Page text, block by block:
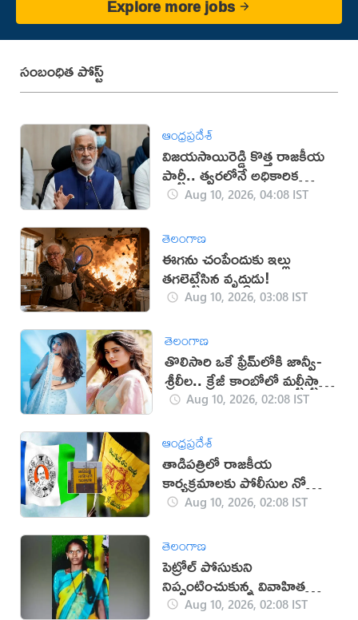
Explore more jobs
సంబంధిత పోస్ట్
ఆంధ్రప్రదేశ్
విజయసాయిరెడ్డి కొత్త రాజకీయ
పార్టీ.. త్వరలోనే అధికారిక
ప్రకటన!
Aug 10, 2026, 04:08 IST
తెలంగాణ
ఈగను చంపేందుకు ఇల్లు
తగలెట్టేసిన వృద్ధుడు!
Aug 10, 2026, 03:08 IST
తెలంగాణ
తొలిసారి ఒకే ఫ్రేమ్‌లోకి జాన్వీ-
శ్రీలీల.. క్రేజీ కాంబోలో మల్టీస్టారర్
సినిమా?
Aug 10, 2026, 02:08 IST
ఆంధ్రప్రదేశ్
తాడిపత్రిలో రాజకీయ
కార్యక్రమాలకు పోలీసుల నో
ఎంట్రీAug 10, 2026, 02:08 IST
తెలంగాణ
పెట్రోల్ పోసుకుని
నిప్పంటించుకున్న వివాహిత
మృతిAug 10, 2026, 02:08 IST